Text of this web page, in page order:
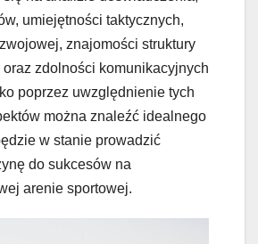
umiejętności taktycznych,
znajomości struktury
zdolności komunikacyjnych
poprzez uwzględnienie tych
można znaleźć idealnego
w stanie prowadzić
do sukcesów na
arenie sportowej.